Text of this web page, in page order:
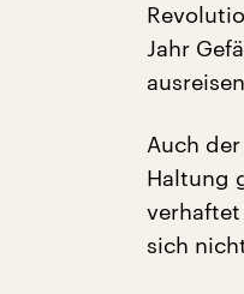
Jahr
Auch
Haltung
sich